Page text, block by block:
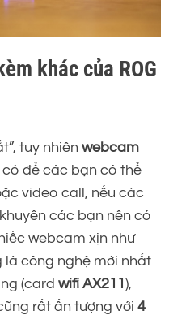
khác của ROG
tuy nhiên webcam
để các bạn có thể
video call, nếu các
các bạn nên có
webcam xịn như
là công nghệ mới nhất
(card wifi AX211),
rất ấn tượng với 4